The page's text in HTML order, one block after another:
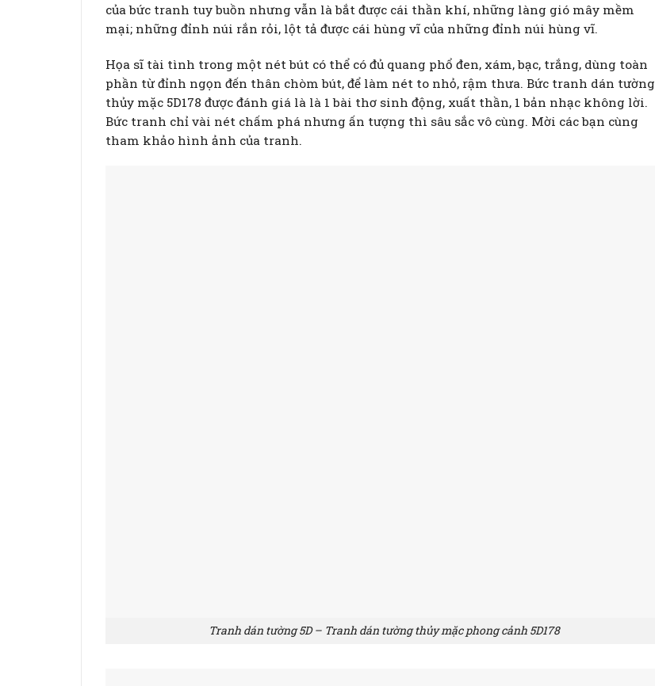
của bức tranh tuy buồn nhưng vẫn là bắt được cái thần khí, những làng gió mây mềm
mại; những đỉnh núi rắn rỏi, lột tả được cái hùng vĩ của những đỉnh núi hùng vĩ.
Họa sĩ tài tình trong một nét bút có thể có đủ quang phổ đen, xám, bạc, trắng, dùng toàn
phần từ đỉnh ngọn đến thân chòm bút, để làm nét to nhỏ, rậm thưa. Bức tranh dán tường
thủy mặc 5D178 được đánh giá là là 1 bài thơ sinh động, xuất thần, 1 bản nhạc không lời.
Bức tranh chỉ vài nét chấm phá nhưng ấn tượng thì sâu sắc vô cùng. Mời các bạn cùng
tham khảo hình ảnh của tranh.
Tranh dán tường 5D – Tranh dán tường thủy mặc phong cảnh 5D178